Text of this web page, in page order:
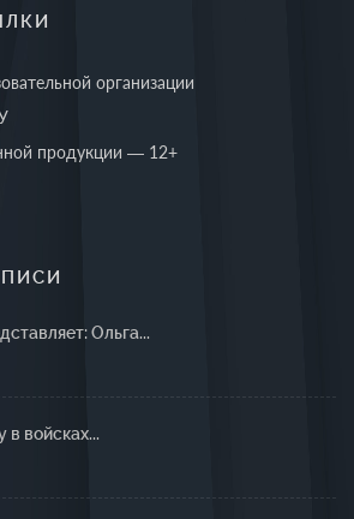
организации
продукции — 12+
Ольга...
в войсках...